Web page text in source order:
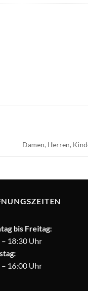
Damen, Herren,
bis Freitag:
– 18:30 Uhr
– 16:00 Uhr